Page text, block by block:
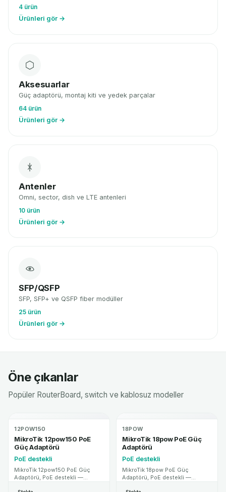
4 ürün
Ürünleri gör →
Aksesuarlar
Güç adaptörü, montaj kiti ve yedek parçalar
64 ürün
Ürünleri gör →
Antenler
Omni, sector, dish ve LTE antenleri
10 ürün
Ürünleri gör →
SFP/QSFP
SFP, SFP+ ve QSFP fiber modüller
25 ürün
Ürünleri gör →
Öne çıkanlar
Popüler RouterBoard, switch ve kablosuz modeller
12POW150
MikroTik 12pow150 PoE
Güç Adaptörü
PoE destekli
MikroTik 12pow150 PoE Güç
Adaptörü, PoE destekli —
18POW
MikroTik 18pow PoE Güç
Adaptörü
PoE destekli
MikroTik 18pow PoE Güç
Adaptörü, PoE destekli —